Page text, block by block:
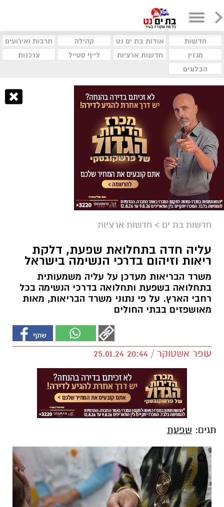
חדשות אודות בת ים נט קהילה
תרבות ואירועים
מגזין
חדשות ארציות לייף סטייל
צרכנות
הבלוגים
חדשות בת ים > חדשות ארציות
עליה חדה בתחלואת שפעת, דלקת
ריאות וזיהום בדרכי הנשימה בישראל
משרד הבריאות מעדכן על עליה משמעותית
בתחלואה בשפעת ותחלואה בדרכי הנשימה בכל
רחבי הארץ. על פי נתוני משרד הבריאות, מאות
מאושפזים בבתי החולים
עופר אשטוקר / 20:44 25.01.24
תגים: שפעת